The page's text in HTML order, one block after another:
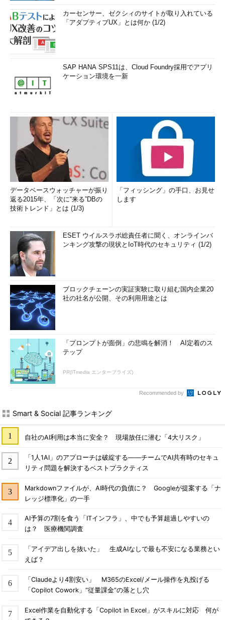
カーセンサー、ゼクシィのサイトが取り入れている
「アダプティブUX」とは何か (1/2)
SAP HANA SPS11は、Cloud Foundry採用でアプリ
ケーション環境を一新
データベースウォッチャーが振り
返る2015年、「次に“来る”DBの
技術トレンド」とは (1/3)
「フィッシング」の手口、お見せ
します
ESET ウイルスラボ総責任者に聞く、オンラインバ
ンキング攻撃の現状とIoT時代のセキュリティ (1/2)
ブロックチェーンの実証実験に取り組む国内企業20
社の社名が公開、その利用用途とは
「プロンプトが面倒」の悲鳴を解消！ AI定着のス
テップ
PR(ITmedia エンタープライズ)
Recommended by
Smart & Social 記事ランキング
自社のAI利用は本当に安全？ 現場放任に潜む「4大リスク」
「1人1AI」のアプローチは破綻する――チームでAI共有時のセキュ
リティ問題を解決するベストプラクティス
Markdownファイルが、AI時代の負債に？ Googleが提案する「ナ
レッジ標準化」の一手
AI予算の7割を食う「ITインフラ」、中でも予算超過しやすいの
は？ 医療機関調査
「アイデア出しを抜いた」 生成AIなしで最も不安になる業務とい
えば？
「Claudeより4割安い」 M365のExcel/メール操作を丸投げる
「Copilot Cowork」“従量課金”の落とし穴
Excel作業を自動化する「Copilot in Excel」がスキルに対応 何が